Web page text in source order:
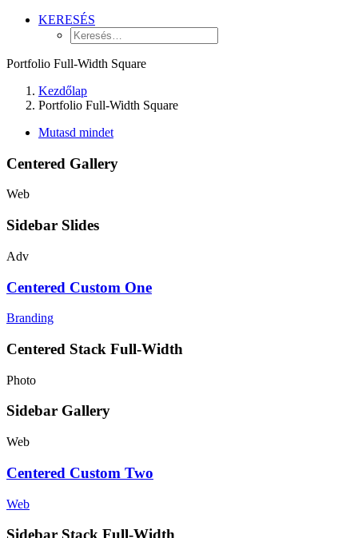
KERESÉS
Portfolio Full-Width Square
Kezdőlap
Portfolio Full-Width Square
Mutasd mindet
Centered Gallery
Web
Sidebar Slides
Adv
Centered Custom One
Branding
Centered Stack Full-Width
Photo
Sidebar Gallery
Web
Centered Custom Two
Web